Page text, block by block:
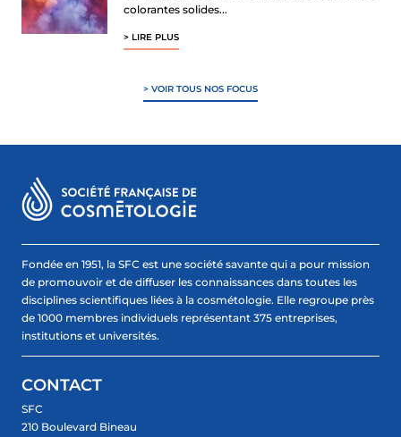
colorantes solides...
> LIRE PLUS
> VOIR TOUS NOS FOCUS
Fondée en 1951, la SFC est une société savante qui a pour mission
de promouvoir et de diffuser les connaissances dans toutes les
disciplines scientifiques liées à la cosmétologie. Elle regroupe près
de 1000 membres individuels représentant 375 entreprises,
institutions et universités.
CONTACT
SFC
210 Boulevard Bineau